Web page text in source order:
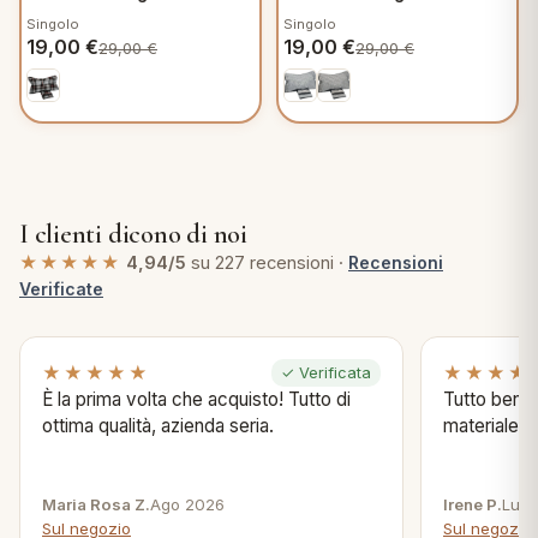
C251
Singolo
19,00 €29,00€
Singolo
19,00 €29,00€
I clienti dicono di noi
★★★★★ 4,94/5 su 227 recensioni · Recensioni
Verificate
★★★★★ ✓ Verificata
È la prima volta che acquisto! Tutto di
ottima qualità, azienda seria.
Maria Rosa Z.Ago 2026
Sul negozio
Tutto bene
materiale .
Irene P.Lug
Sul negozio